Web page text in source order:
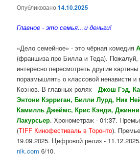
Опубликовано14.10.2025
Главное - это семья…и деньги!
«Дело семейное» - это чёрная комедия
(франшиза про Билла и Теда). Пожалуй,
интересно пересмотреть другие
поразмышлять о классовой ненависти и
Коэнов. В главных ролях -Джош Гэд,
Энтони Кэрриган, Билли Лурд, Ник
Камилль Джеймс, Крис Кэнди,
Лакурсьер. Хронометраж - 01:37.
(TIFF Кинофестиваль в Торонто).
19.09.2025. Цифровой релиз -
nik.com 6/10.